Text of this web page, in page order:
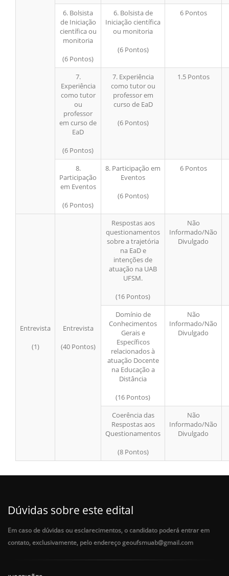
6. Bolsista
de Iniciação
científica ou
monitoria
(6 Pontos)
6. Bolsista de
Iniciação científica
ou monitoria
(6 Pontos)
6 Pontos
7.
Experiência
como tutor
ou
professor
em curso de
EaD
(6 Pontos)
7. Experiência
como tutor ou
professor em
curso de EaD
(6 Pontos)
1.5 Pontos
8.
Participação
em Eventos
(6 Pontos)
8. Participação em
Eventos
(6 Pontos)
6 Pontos
Entrevista
(1)
Entrevista
(40 Pontos)
Respostas aos
questionamentos
sobre a trajetória
na EaD e
intenções de
atuação na UAB
UFSM.
(16 Pontos)
Não
Informado/Não
Divulgado
Domínio de
Conhecimentos
Gerais e
Específicos
relacionados à
atuação Docente
na Educação a
Distância
(16 Pontos)
Não
Informado/Não
Divulgado
Coerência das
Respostas aos
Questionamentos
(8 Pontos)
Não
Informado/Não
Divulgado
Dúvidas sobre este edital
Em caso de dúvidas ou esclarecimentos, o candidato poderá entrar em
contato, exclusivamente, pelo endereço geoufsmuab@gmail.com